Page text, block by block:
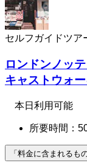
セルフガイドツア
ロンドンノッ
キャストウォ
本日利用可能
所要時間：
「料金に含まれるも